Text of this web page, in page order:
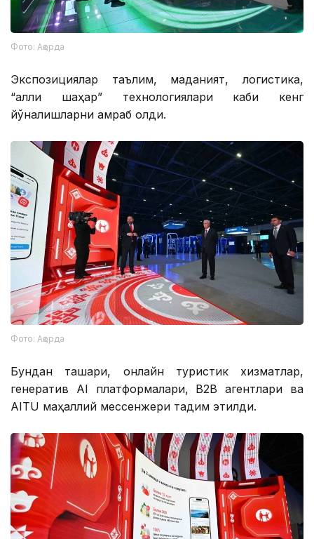
Фото: Ақорда
Экспозициялар таълим, маданият, логистика,
“ақлли шаҳар” технологиялари каби кенг
йўналишларни қамраб олди.
Фото: Ақорда
Бундан ташқари, онлайн туристик хизматлар,
генератив АI платформалари, B2B агентлари ва
AITU маҳаллий мессенжери тақдим этилди.